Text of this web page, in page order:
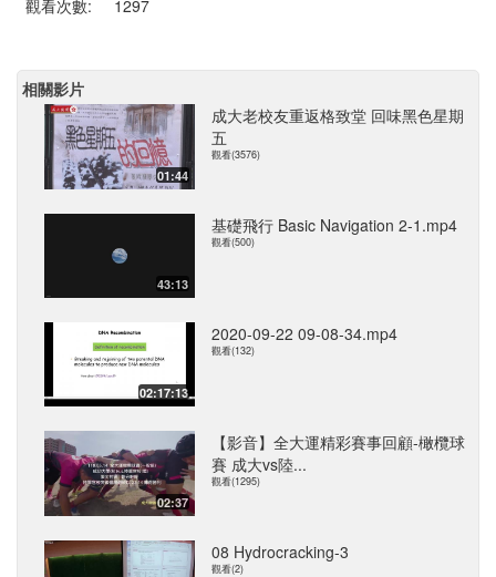
觀看次數:
1297
相關影片
01:44
成大老校友重返格致堂 回味黑色星期
五
觀看(3576)
43:13
基礎飛行 Basic Navigation 2-1.mp4
觀看(500)
02:17:13
2020-09-22 09-08-34.mp4
觀看(132)
02:37
【影音】全大運精彩賽事回顧-橄欖球
賽 成大vs陸...
觀看(1295)
08 Hydrocracking-3
觀看(2)